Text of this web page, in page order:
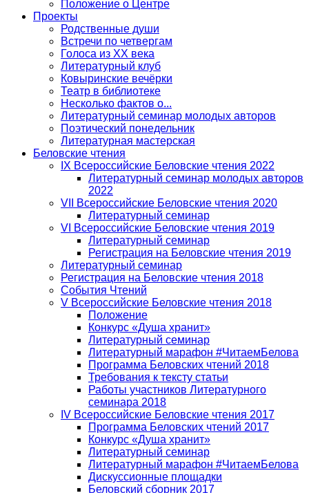
Положение о Центре
Проекты
Родственные души
Встречи по четвергам
Голоса из ХХ века
Литературный клуб
Ковыринские вечёрки
Театр в библиотеке
Несколько фактов о...
Литературный семинар молодых авторов
Поэтический понедельник
Литературная мастерская
Беловские чтения
IX Всероссийские Беловские чтения 2022
Литературный семинар молодых авторов
2022
VII Всероссийские Беловские чтения 2020
Литературный семинар
VI Всероссийские Беловские чтения 2019
Литературный семинар
Регистрация на Беловские чтения 2019
Литературный семинар
Регистрация на Беловские чтения 2018
События Чтений
V Всероссийские Беловские чтения 2018
Положение
Конкурс «Душа хранит»
Литературный семинар
Литературный марафон #ЧитаемБелова
Программа Беловских чтений 2018
Требования к тексту статьи
Работы участников Литературного
семинара 2018
IV Всероссийские Беловские чтения 2017
Программа Беловских чтений 2017
Конкурс «Душа хранит»
Литературный семинар
Литературный марафон #ЧитаемБелова
Дискуссионные площадки
Беловский сборник 2017